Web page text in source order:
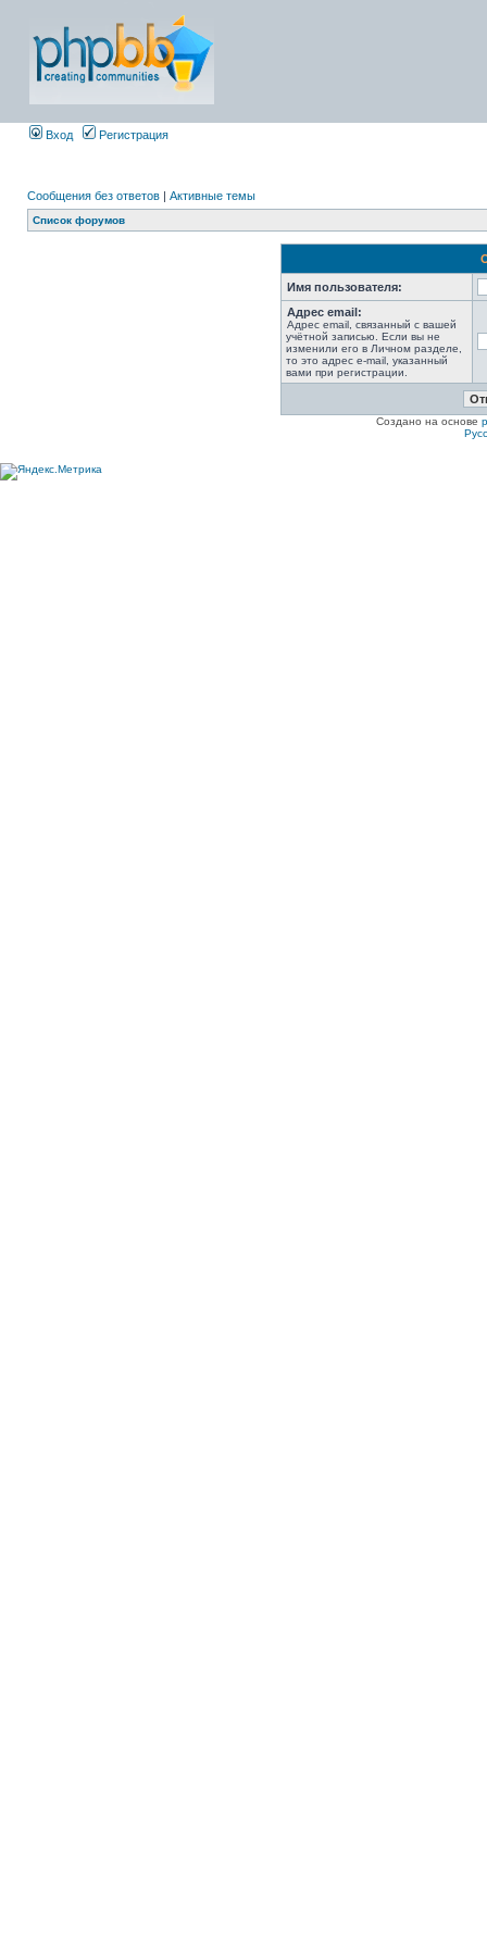
Вход Регистрация
Сообщения без ответов | Активные темы
Список форумов
Имя пользователя:
Адрес email:
Адрес email, связанный с вашей
учётной записью. Если вы не
изменили его в Личном разделе,
то это адрес e-mail, указанный
вами при регистрации.
Создано на основе